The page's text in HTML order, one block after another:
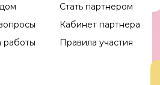
работы
Стать партнером
Кабинет партнера
Правила участия